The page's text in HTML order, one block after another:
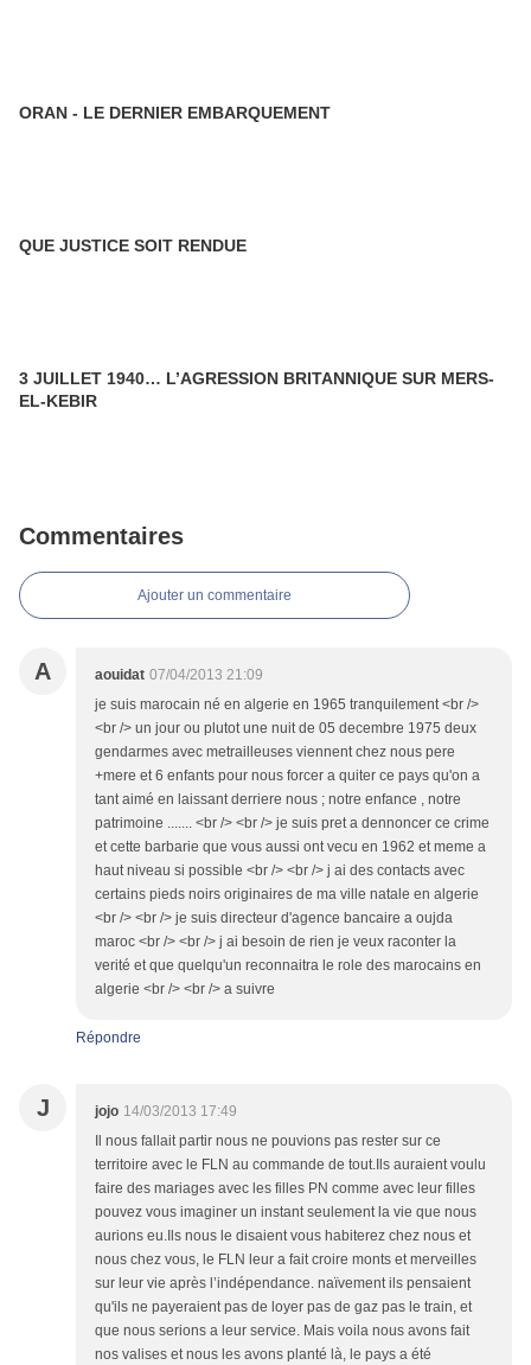
ORAN - LE DERNIER EMBARQUEMENT
QUE JUSTICE SOIT RENDUE
3 JUILLET 1940… L’AGRESSION BRITANNIQUE SUR MERS-
EL-KEBIR
Commentaires
Ajouter un commentaire
A aouidat 07/04/2013 21:09
je suis marocain né en algerie en 1965 tranquilement <br />
<br /> un jour ou plutot une nuit de 05 decembre 1975 deux
gendarmes avec metrailleuses viennent chez nous pere
+mere et 6 enfants pour nous forcer a quiter ce pays qu'on a
tant aimé en laissant derriere nous ; notre enfance , notre
patrimoine ....... <br /> <br /> je suis pret a dennoncer ce crime
et cette barbarie que vous aussi ont vecu en 1962 et meme a
haut niveau si possible <br /> <br /> j ai des contacts avec
certains pieds noirs originaires de ma ville natale en algerie
<br /> <br /> je suis directeur d'agence bancaire a oujda
maroc <br /> <br /> j ai besoin de rien je veux raconter la
verité et que quelqu'un reconnaitra le role des marocains en
algerie <br /> <br /> a suivre
Répondre
J jojo 14/03/2013 17:49
Il nous fallait partir nous ne pouvions pas rester sur ce
territoire avec le FLN au commande de tout.Ils auraient voulu
faire des mariages avec les filles PN comme avec leur filles
pouvez vous imaginer un instant seulement la vie que nous
aurions eu.Ils nous le disaient vous habiterez chez nous et
nous chez vous, le FLN leur a fait croire monts et merveilles
sur leur vie après l’indépendance. naïvement ils pensaient
qu'ils ne payeraient pas de loyer pas de gaz pas le train, et
que nous serions a leur service. Mais voila nous avons fait
nos valises et nous les avons planté là, le pays a été